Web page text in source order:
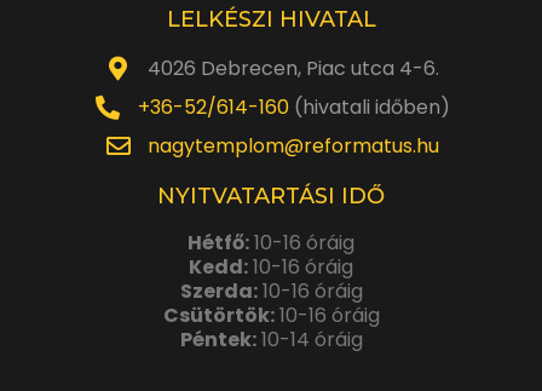
LELKÉSZI HIVATAL
4026 Debrecen, Piac utca 4-6.
+36-52/614-160(hivatali időben)
nagytemplom@reformatus.hu
NYITVATARTÁSI IDŐ
Hétfő:10-16 óráig
Kedd:10-16 óráig
Szerda:10-16 óráig
Csütörtök:10-16 óráig
Péntek:10-14 óráig